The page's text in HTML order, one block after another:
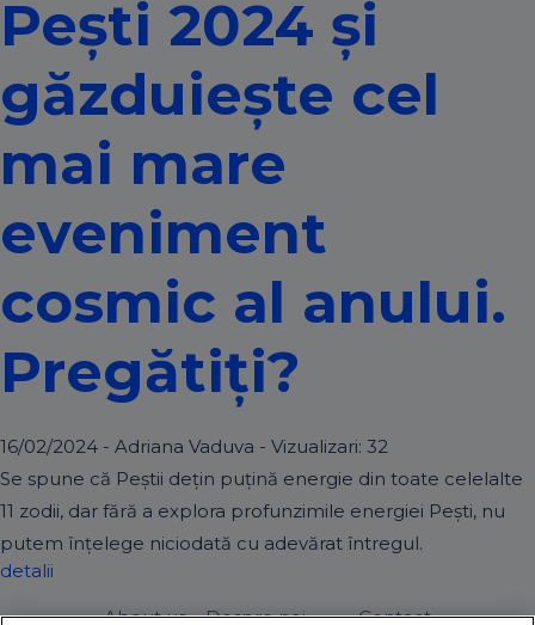
Pești 2024 și
găzduiește cel
mai mare
eveniment
cosmic al anului.
Pregătiți?
16/02/2024 - Adriana Vaduva - Vizualizari: 32
Se spune că Peștii dețin puțină energie din toate celelalte
11 zodii, dar fără a explora profunzimile energiei Pești, nu
putem înțelege niciodată cu adevărat întregul.
detalii
About us – Despre noi Contact